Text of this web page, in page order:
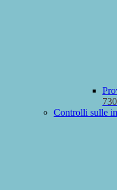
730
Controlli sulle